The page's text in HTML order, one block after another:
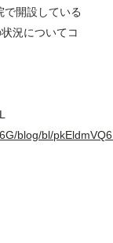
開設している
況についてコ
blog/bl/